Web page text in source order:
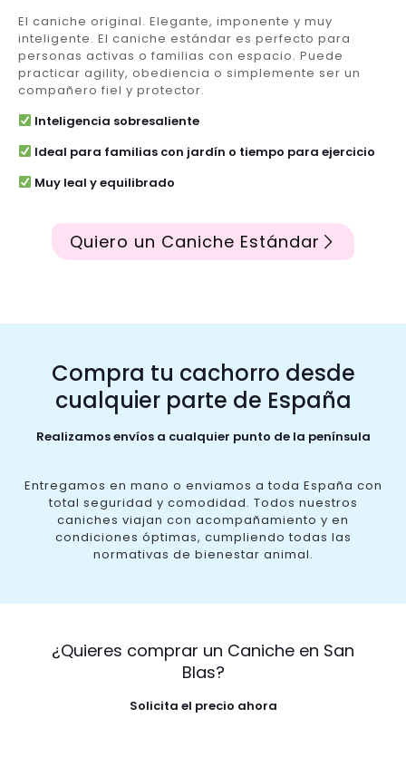
El caniche original. Elegante, imponente y muy
inteligente. El caniche estándar es perfecto para
personas activas o familias con espacio. Puede
practicar agility, obediencia o simplemente ser un
compañero fiel y protector.
Inteligencia sobresaliente
Ideal para familias con jardín o tiempo para ejercicio
Muy leal y equilibrado
Quiero un Caniche Estándar
Compra tu cachorro desde
cualquier parte de España
Realizamos envíos a cualquier punto de la península
Entregamos en mano o enviamos a toda España con
total seguridad y comodidad. Todos nuestros
caniches viajan con acompañamiento y en
condiciones óptimas, cumpliendo todas las
normativas de bienestar animal.
¿Quieres comprar un Caniche en San
Blas?
Solicita el precio ahora